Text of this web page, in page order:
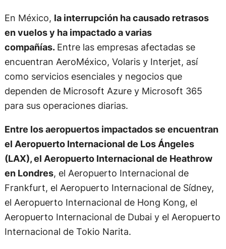
En México, la interrupción ha causado retrasos
en vuelos y ha impactado a varias
compañías. Entre las empresas afectadas se
encuentran AeroMéxico, Volaris y Interjet, así
como servicios esenciales y negocios que
dependen de Microsoft Azure y Microsoft 365
para sus operaciones diarias.
Entre los aeropuertos impactados se encuentran
el Aeropuerto Internacional de Los Ángeles
(LAX), el Aeropuerto Internacional de Heathrow
en Londres, el Aeropuerto Internacional de
Frankfurt, el Aeropuerto Internacional de Sídney,
el Aeropuerto Internacional de Hong Kong, el
Aeropuerto Internacional de Dubai y el Aeropuerto
Internacional de Tokio Narita.